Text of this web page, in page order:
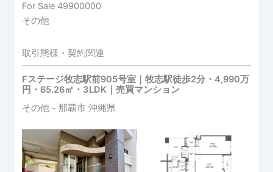
For Sale 49900000
その他
取引態様・契約関連
Fステージ牧志駅前905号室｜牧志駅徒歩2分・4,990万
円・65.26㎡・3LDK｜売買マンション
その他 - 那覇市 沖縄県